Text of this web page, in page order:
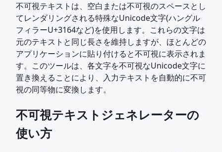
不可視テキストは、空白または不可視のスペースとし
てレンダリングされる特殊なUnicode文字(ハングル
フィラーU+3164など)を使用します。これらの文字は
元のテキストと同じ長さを維持しますが、ほとんどの
アプリケーションに貼り付けると不可視に表示されま
す。このツールは、各文字を不可視なUnicode文字に
置き換えることにより、入力テキストを自動的に不可
視の同等物に変換します。
不可視テキストジェネレーターの
使い方